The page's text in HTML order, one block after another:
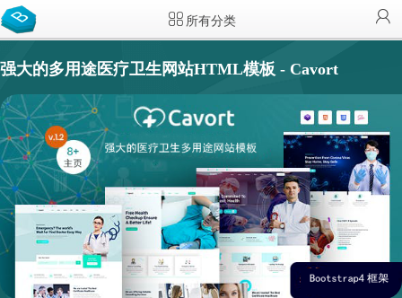
所有分类
强大的多用途医疗卫生网站HTML模板 - Cavort